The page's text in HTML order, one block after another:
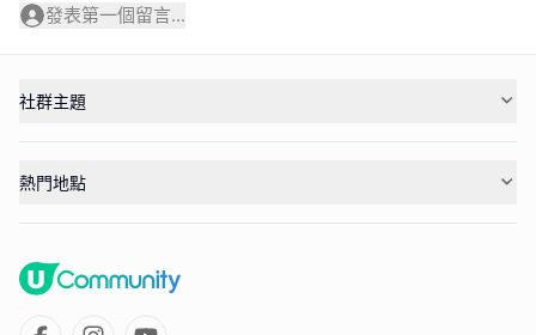
發表第一個留言...
社群主題
熱門地點